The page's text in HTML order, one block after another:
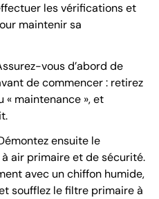
les vérifications et
maintenir sa
vous d’abord de
de commencer : retirez
« maintenance », et
ensuite le
air primaire et de sécurité.
avec un chiffon humide,
soufflez le filtre primaire à